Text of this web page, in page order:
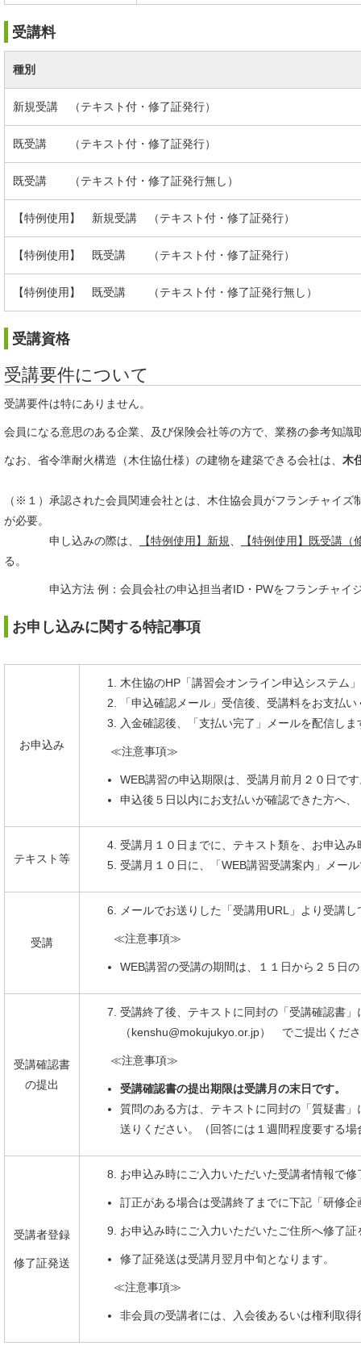
受講料
種別
新規受講 （テキスト付・修了証発行）
既受講 （テキスト付・修了証発行）
既受講 （テキスト付・修了証発行無し）
【特例使用】 新規受講 （テキスト付・修了証発行）
【特例使用】 既受講 （テキスト付・修了証発行）
【特例使用】 既受講 （テキスト付・修了証発行無し）
受講資格
受講要件について
受講要件は特にありません。
会員になる意思のある企業、及び保険会社等の方で、業務の参考知識
なお、省令準耐火構造（木住協仕様）の建物を建築できる会社は、 木
（※１）承認された会員関連会社とは、木住協会員がフランチャイ
が必要。
申し込みの際は、
【特例使用】新規
【特例使用】既受講（
る。
申込方法 例：会員会社の申込担当者ID・PWをフランチャイジ
お申し込みに関する特記事項
お申込み
木住協のHP「講習会オンライン申込システム
「申込確認メール」受信後、受講料をお支払
入金確認後、「支払い完了」メールを配信し
≪注意事項≫
WEB講習の申込期限は、受講月前月２０日で
申込後５日以内にお支払いが確認できた方へ
テキスト等
受講月１０日までに、テキスト類を、お申込
受講月１０日に、「WEB講習受講案内」メー
受講
メールでお送りした「受講用URL」より受講
≪注意事項≫
WEB講習の受講の期間は、１１日から２５日
受講確認書
の提出
受講終了後、テキストに同封の「受講確認書
（kenshu@mokujukyo.or.jp） でご提出くだ
≪注意事項≫
受講確認書の提出期限は受講月の末日です。
質問のある方は、テキストに同封の「質疑書
送りください。（回答には１週間程度要する場
受講者登録
修了証発送
お申込み時にご入力いただいた受講者情報で
訂正がある場合は受講終了までに下記「研修
お申込み時にご入力いただいたご住所へ修了証
修了証発送は受講月翌月中旬となります。
≪注意事項≫
非会員の受講者には、入会後あるいは権利取